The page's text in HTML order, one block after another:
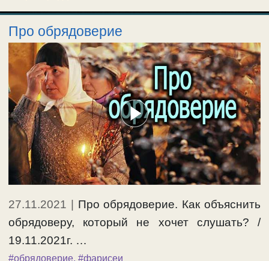
Про обрядоверие
27.11.2021
Про обрядоверие. Как объяснить
обрядоверу, который не хочет слушать? /
19.11.2021г. …
#обрядоверие, #фарисеи